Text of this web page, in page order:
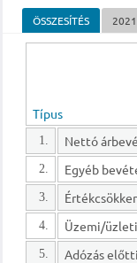
ÖSSZESÍTÉS 2021
Típus
1. Nettó
2. Egyéb
3.
4. Üzemi/
5. Adózás